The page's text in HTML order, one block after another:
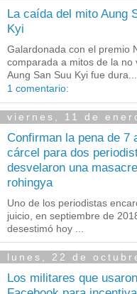
La caída del mito Aung
Kyi
Galardonada con el premio
comparada a mitos de la no
Aung San Suu Kyi fue dura...
1 comentario:
viernes, 11 de
Confirman la pena de 7
cárcel para dos
desvelaron una masacre
rohingya
Uno de los periodistas
juicio, en septiembre de
desestimó hoy ...
lunes, 22 de
Los militares que usaron